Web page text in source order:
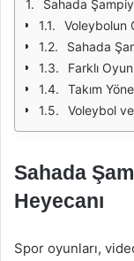
Sahada
Voleybolun
Sahada
Farklı
Takım
Voleybol
Sahada
Heyecanı
Spor oyunları,